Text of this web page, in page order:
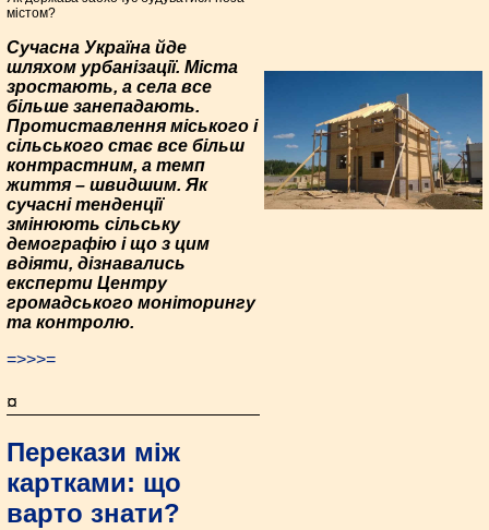
містом?
Сучасна Україна йде
шляхом урбанізації. Міста
зростають, а села все
більше занепадають.
Протиставлення міського і
сільського стає все більш
контрастним, а темп
життя – швидшим. Як
сучасні тенденції
змінюють сільську
демографію і що з цим
вдіяти, дізнавались
експерти Центру
громадського моніторингу
та контролю.
=>>>=
¤
Перекази між
картками: що
варто знати?